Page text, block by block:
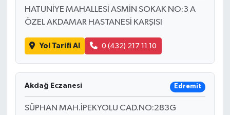
HATUNİYE MAHALLESİ ASMİN SOKAK NO:3 A
ÖZEL AKDAMAR HASTANESİ KARŞISI
Yol Tarifi Al 0 (432) 217 11 10
Akdağ Eczanesi Edremit
SÜPHAN MAH.İPEKYOLU CAD.NO:283G